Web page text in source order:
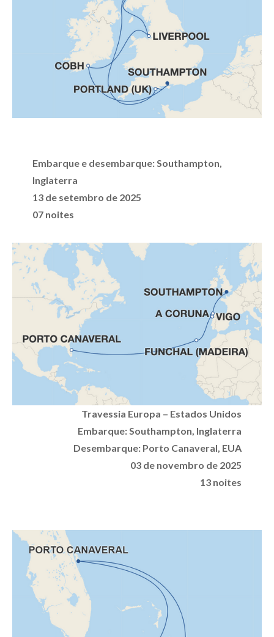
Embarque e desembarque:Southampton,
Inglaterra
13 de setembro de 2025
07 noites
Travessia Europa – Estados Unidos
Embarque: Southampton, Inglaterra
Desembarque: Porto Canaveral, EUA
03 de novembro de 2025
13 noites